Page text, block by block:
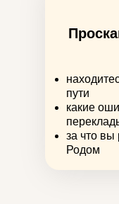
пути
какие
за что вы
Родом